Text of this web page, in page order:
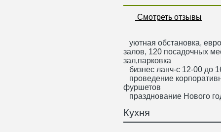
Смотреть отзывы
уютная обстановка,
залов, 120 посадочных
зал,парковка
бизнес ланч-с 12-00 до
проведение
фуршетов
празднование Нового
Кухня